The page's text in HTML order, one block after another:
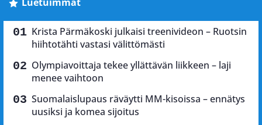
Krista Pärmäkoski julkaisi treenivideon – Ruotsin
hiihtotähti vastasi välittömästi
Olympiavoittaja tekee yllättävän liikkeen – laji
menee vaihtoon
Suomalaislupaus räväytti MM-kisoissa – ennätys
uusiksi ja komea sijoitus